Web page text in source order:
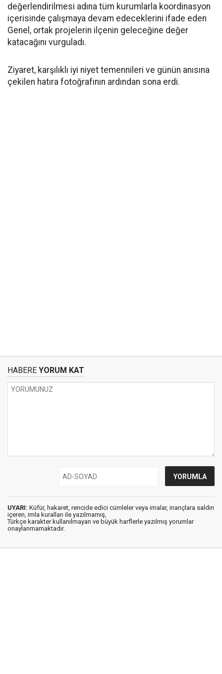
değerlendirilmesi adına tüm kurumlarla koordinasyon
içerisinde çalışmaya devam edeceklerini ifade eden
Genel, ortak projelerin ilçenin geleceğine değer
katacağını vurguladı.
Ziyaret, karşılıklı iyi niyet temennileri ve günün anısına
çekilen hatıra fotoğrafının ardından sona erdi.
HABERE YORUM KAT
UYARI: Küfür, hakaret, rencide edici cümleler veya imalar, inançlara saldırı
içeren, imla kuralları ile yazılmamış,
Türkçe karakter kullanılmayan ve büyük harflerle yazılmış yorumlar
onaylanmamaktadır.